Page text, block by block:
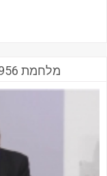
מלחמת 1956: ישראל, הנאצריזם והקהילה היהודית